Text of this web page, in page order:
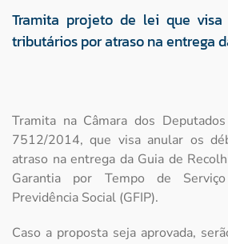
Tramita projeto de lei que
tributários por atraso na entrega
Tramita na Câmara dos
7512/2014, que visa anular os
atraso na entrega da Guia de
Garantia por Tempo de
Previdência Social (GFIP).
Caso a proposta seja aprovada,